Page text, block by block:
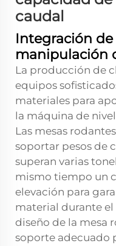
caudal
Integración
manipulación
La producción de
equipos
materiales para
la máquina de
Las mesas
soportar pesos de
superan varias
mismo tiempo un
elevación para
material durante el
diseño de la mesa
soporte adecuado